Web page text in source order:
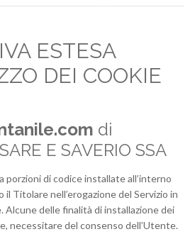
ESTESA
DEI COOKIE
di
E SAVERIO SSA
di codice installate all’interno
Titolare nell’erogazione del Servizio in
Alcune delle finalità di installazione dei
necessitare del consenso dell’Utente.